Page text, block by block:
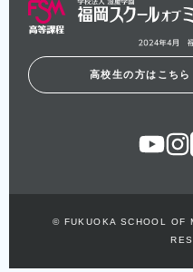
高校生の方はこちら
© FUKUOKA SCHOOL OF